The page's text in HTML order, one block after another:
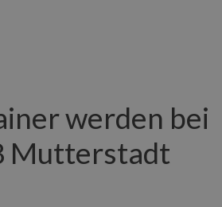
werden bei
Mutterstadt